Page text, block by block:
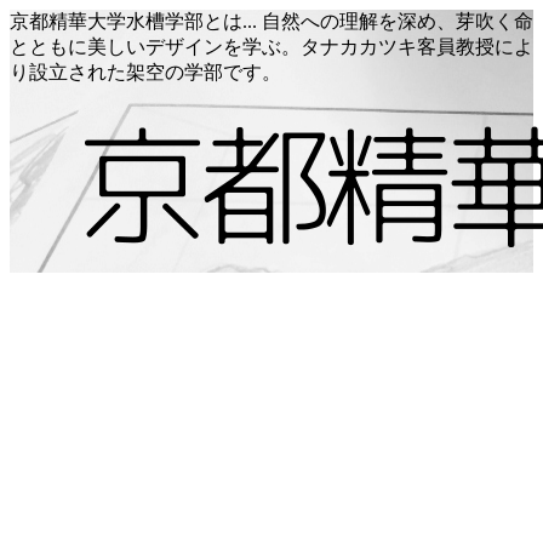
京都精華大学水槽学部とは... 自然への理解を深め、芽吹く命
とともに美しいデザインを学ぶ。タナカカツキ客員教授によ
り設立された架空の学部です。